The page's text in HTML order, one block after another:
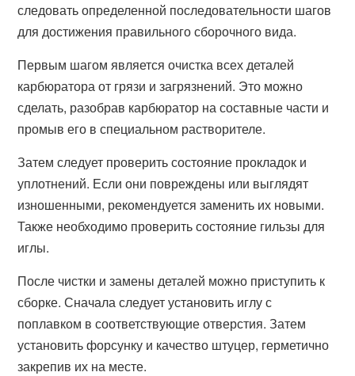
следовать определенной последовательности шагов
для достижения правильного сборочного вида.
Первым шагом является очистка всех деталей
карбюратора от грязи и загрязнений. Это можно
сделать, разобрав карбюратор на составные части и
промыв его в специальном растворителе.
Затем следует проверить состояние прокладок и
уплотнений. Если они повреждены или выглядят
изношенными, рекомендуется заменить их новыми.
Также необходимо проверить состояние гильзы для
иглы.
После чистки и замены деталей можно приступить к
сборке. Сначала следует установить иглу с
поплавком в соответствующие отверстия. Затем
установить форсунку и качество штуцер, герметично
закрепив их на месте.